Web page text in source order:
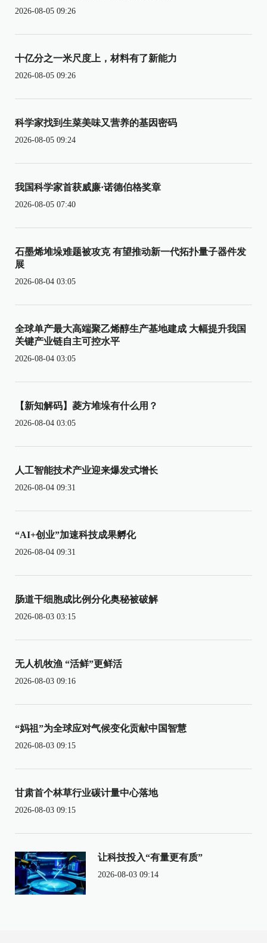
2026-08-05 09:26
十亿分之一米尺度上，材料有了新能力
2026-08-05 09:26
科学家找到生菜美味又营养的基因密码
2026-08-05 09:24
我国科学家首获威廉·诺德伯格奖章
2026-08-05 07:40
石墨烯堆垛难题被攻克 有望推动新一代拓扑量子器件发
展
2026-08-04 03:05
全球单产最大高端聚乙烯醇生产基地建成 大幅提升我国
关键产业链自主可控水平
2026-08-04 03:05
【新知解码】菱方堆垛有什么用？
2026-08-04 03:05
人工智能技术产业迎来爆发式增长
2026-08-04 09:31
“AI+创业”加速科技成果孵化
2026-08-04 09:31
肠道干细胞成比例分化奥秘被破解
2026-08-03 03:15
无人机牧渔 “活鲜”更鲜活
2026-08-03 09:16
“妈祖”为全球应对气候变化贡献中国智慧
2026-08-03 09:15
甘肃首个林草行业碳计量中心落地
2026-08-03 09:15
让科技投入“有量更有质”
2026-08-03 09:14